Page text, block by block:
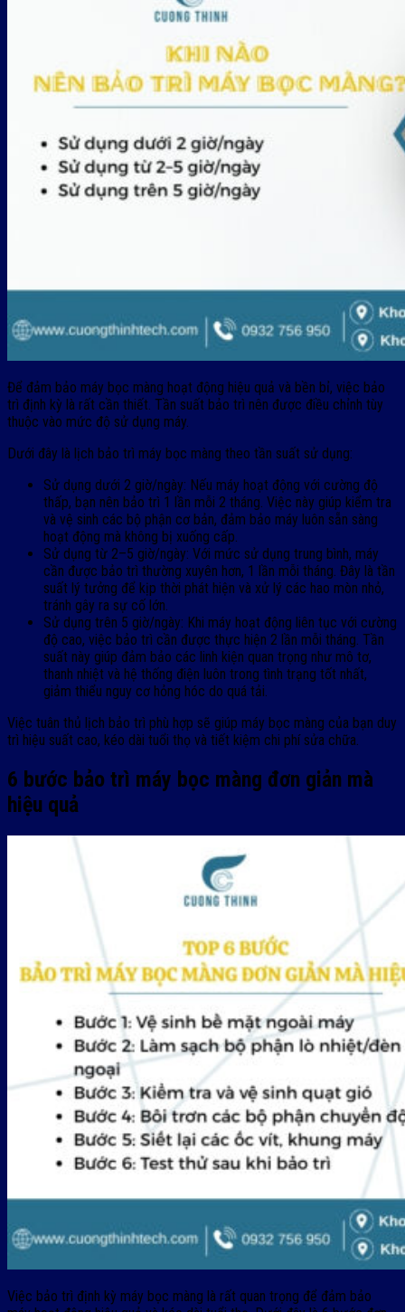
Để đảm bảo máy bọc màng hoạt động hiệu quả và bền bỉ, việc bảo
trì định kỳ là rất cần thiết. Tần suất bảo trì nên được điều chỉnh tùy
thuộc vào mức độ sử dụng máy.
Dưới đây là lịch bảo trì máy bọc màng theo tần suất sử dụng:
Sử dụng dưới 2 giờ/ngày: Nếu máy hoạt động với cường độ
thấp, bạn nên bảo trì 1 lần mỗi 2 tháng. Việc này giúp kiểm tra
và vệ sinh các bộ phận cơ bản, đảm bảo máy luôn sẵn sàng
hoạt động mà không bị xuống cấp.
Sử dụng từ 2–5 giờ/ngày: Với mức sử dụng trung bình, máy
cần được bảo trì thường xuyên hơn, 1 lần mỗi tháng. Đây là tần
suất lý tưởng để kịp thời phát hiện và xử lý các hao mòn nhỏ,
tránh gây ra sự cố lớn.
Sử dụng trên 5 giờ/ngày: Khi máy hoạt động liên tục với cường
độ cao, việc bảo trì cần được thực hiện 2 lần mỗi tháng. Tần
suất này giúp đảm bảo các linh kiện quan trọng như mô tơ,
thanh nhiệt và hệ thống điện luôn trong tình trạng tốt nhất,
giảm thiểu nguy cơ hỏng hóc do quá tải.
Việc tuân thủ lịch bảo trì phù hợp sẽ giúp máy bọc màng của bạn duy
trì hiệu suất cao, kéo dài tuổi thọ và tiết kiệm chi phí sửa chữa.
6 bước bảo trì máy bọc màng đơn giản mà
hiệu quả
Việc bảo trì định kỳ máy bọc màng là rất quan trọng để đảm bảo